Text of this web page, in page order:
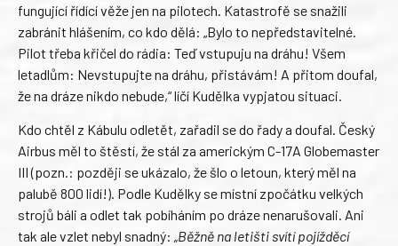
fungující řídící věže jen na pilotech. Katastrofě se snažili
zabránit hlášením, co kdo dělá: „Bylo to nepředstavitelné.
Pilot třeba křičel do rádia: Teď vstupuju na dráhu! Všem
letadlům: Nevstupujte na dráhu, přistávám! A přitom doufal,
že na dráze nikdo nebude,“ líčí Kudělka vypjatou situaci.
Kdo chtěl z Kábulu odletět, zařadil se do řady a doufal. Český
Airbus měl to štěstí, že stál za americkým C-17A Globemaster
III (pozn.: později se ukázalo, že šlo o letoun, který měl na
palubě 800 lidí!). Podle Kudělky se místní zpočátku velkých
strojů báli a odlet tak pobíháním po dráze nenarušovali. Ani
tak ale vzlet nebyl snadný: „Běžně na letišti svítí pojížděcí